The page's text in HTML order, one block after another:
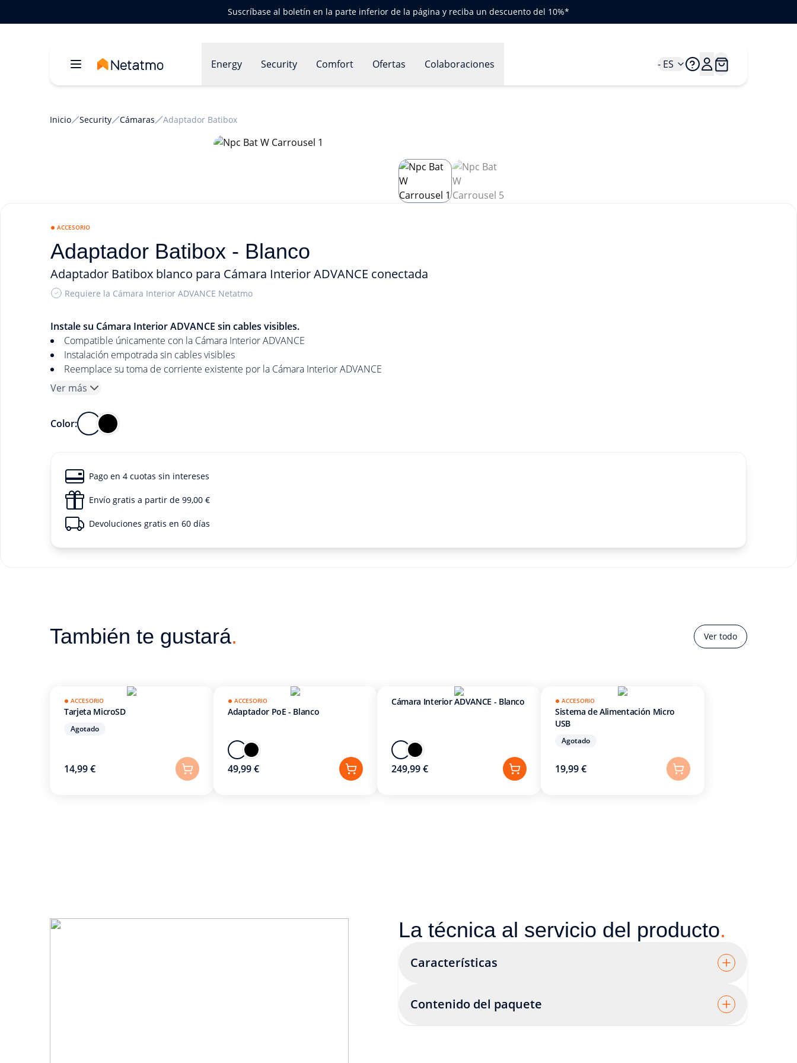
Suscríbase al boletín en la parte inferior de la página y reciba un descuento del 10%*
Energy Security Comfort Ofertas Colaboraciones - ES
Inicio Security Cámaras Adaptador Batibox
ACCESORIO
Adaptador Batibox - Blanco
Adaptador Batibox blanco para Cámara Interior ADVANCE conectada
Requiere la Cámara Interior ADVANCE Netatmo
Instale su Cámara Interior ADVANCE sin cables visibles.
Compatible únicamente con la Cámara Interior ADVANCE
Instalación empotrada sin cables visibles
Reemplace su toma de corriente existente por la Cámara Interior ADVANCE
Ver más
Color:
Pago en 4 cuotas sin intereses
Envío gratis a partir de 99,00 €
Devoluciones gratis en 60 días
También te gustará. Ver todo
ACCESORIO
Tarjeta MicroSD
Agotado
14,99 €
ACCESORIO
Adaptador PoE - Blanco
49,99 €
Cámara Interior ADVANCE - Blanco
249,99 €
ACCESORIO
Sistema de Alimentación Micro
USB
Agotado
19,99 €
La técnica al servicio del producto.
Características
Contenido del paquete